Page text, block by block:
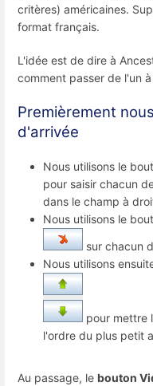
critères) américaines.
format français.
L'idée est de dire à
comment passer de l'un
Premièrement
d'arrivée
Nous utilisons le
pour saisir chacun
dans le champ à
Nous utilisons le
sur chacun
Nous utilisons
pour mettre
l'ordre du plus petit
Au passage, le bouton